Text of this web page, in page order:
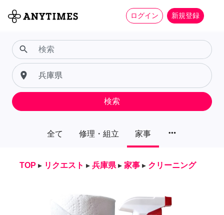
ログイン 新規登録
全て 修理・組立 家事 more_horiz
search
place
検索
TOP ▸ リクエスト ▸ 兵庫県 ▸ 家事 ▸ クリーニング